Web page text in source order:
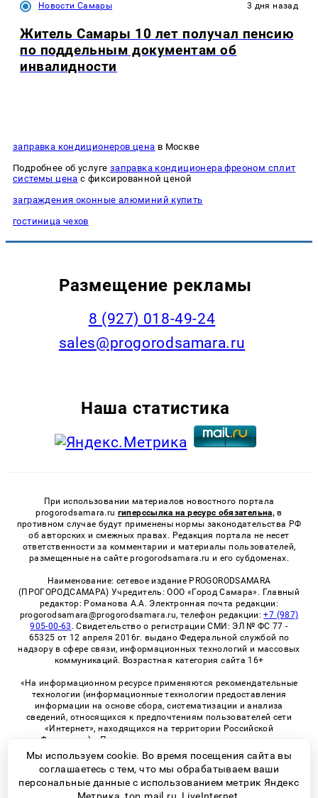
Новости Самары 3 дня назад
Житель Самары 10 лет получал пенсию
по поддельным документам об
инвалидности
заправка кондиционеров цена в Москве
Подробнее об услуге заправка кондиционера фреоном сплит
системы цена с фиксированной ценой
заграждения оконные алюминий купить
гостиница чехов
Размещение рекламы
8 (927) 018-49-24
sales@progorodsamara.ru
Наша статистика
При использовании материалов новостного портала
progorodsamara.ru гиперссылка на ресурс обязательна, в
противном случае будут применены нормы законодательства РФ
об авторских и смежных правах. Редакция портала не несет
ответственности за комментарии и материалы пользователей,
размещенные на сайте progorodsamara.ru и его субдоменах.
Наименование: сетевое издание PROGORODSAMARA
(ПРОГОРОДСАМАРА) Учредитель: ООО «Город Самара». Главный
редактор: Романова А.А. Электронная почта редакции:
progorodsamara@progorodsamara.ru, телефон редакции:+7 (987)
905-00-63 . Свидетельство о регистрации СМИ: ЭЛ № ФС 77 -
65325 от 12 апреля 2016г. выдано Федеральной службой по
надзору в сфере связи, информационных технологий и массовых
коммуникаций. Возрастная категория сайта 16+
«На информационном ресурсе применяются рекомендательные
технологии (информационные технологии предоставления
информации на основе сбора, систематизации и анализа
сведений, относящихся к предпочтениям пользователей сети
«Интернет», находящихся на территории Российской
Федерации)». Правила применения рекомендательных
технологий в виджетах рекламно-обменной сети
«СМИ2» (PDF)
Мы используем cookie. Во время посещения сайта вы
соглашаетесь с тем, что мы обрабатываем ваши
персональные данные с использованием метрик Яндекс